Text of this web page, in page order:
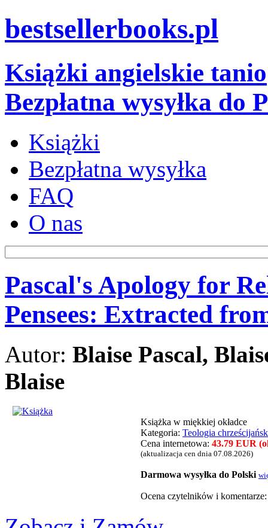
bestsellerbooks.pl
Książki angielskie tanio
Bezpłatna wysyłka do
Książki
Bezpłatna wysyłka
FAQ
O nas
Pascal's Apology for
Pensees: Extracted
Autor: Blaise Pascal,
Blaise
Książka w miękkiej okładce
Kategoria: Teologia
Cena internetowa: 43.79 EUR
(aktualizacja cen dnia 07.08.2026)
Darmowa wysyłka do Polski
Ocena czytelnikόw i komentarze: